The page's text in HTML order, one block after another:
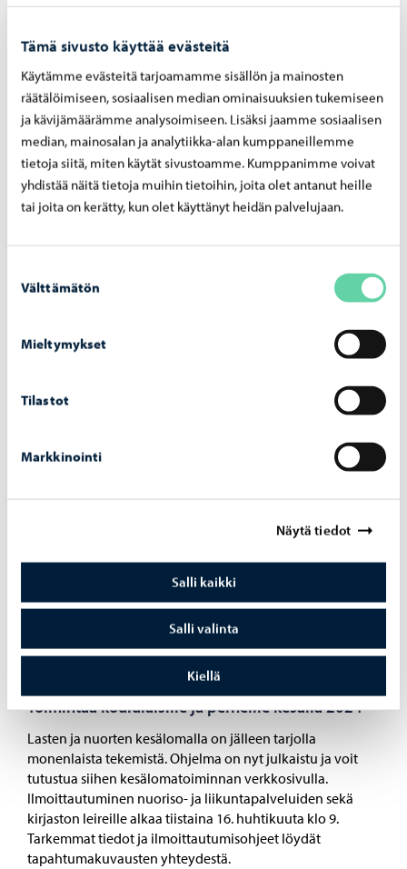
Tämä sivusto käyttää evästeitä
Käytämme evästeitä tarjoamamme sisällön ja mainosten
räätälöimiseen, sosiaalisen median ominaisuuksien tukemiseen
ja kävijämäärämme analysoimiseen. Lisäksi jaamme sosiaalisen
median, mainosalan ja analytiikka-alan kumppaneillemme
tietoja siitä, miten käytät sivustoamme. Kumppanimme voivat
yhdistää näitä tietoja muihin tietoihin, joita olet antanut heille
tai joita on kerätty, kun olet käyttänyt heidän palvelujaan.
valinta
Välttämätön
Mieltymykset
Tilastot
Markkinointi
Näytä tiedot
Salli kaikki
Salli valinta
Kiellä
Kevätrieha Kevätkummussa
Varma kevään merkki on tulevat yhteisölliset
aluetapahtumat Gammelbackassa ja Kevätkummussa.
07.05.2024
Huhtisen päiväkodin rakentaminen alkaa –
hirsirakennus on suunniteltu yhdessä
käynnistynyt. 10-ryhmäinen päiväkoti rakennetaan
toiminnallisuuden lisäksi ekologisuuteen ja
energiatehokkuuteen.
18.04.2024
muuttaa Taidetehtaan diskolaboratorioksi
Lapsiperheiden keskuudessa suosion saavuttanut Luova
kertaa 27. huhtikuuta klo 10–14.
Toimintaa koululaisille ja perheille kesällä 2024
Lasten ja nuorten kesälomalla on jälleen tarjolla
monenlaista tekemistä. Ohjelma on nyt julkaistu ja voit
tutustua siihen kesälomatoiminnan verkkosivulla.
Ilmoittautuminen nuoriso- ja liikuntapalveluiden sekä
kirjaston leireille alkaa tiistaina 16. huhtikuuta klo 9.
Tarkemmat tiedot ja ilmoittautumisohjeet löydät
tapahtumakuvausten yhteydestä.